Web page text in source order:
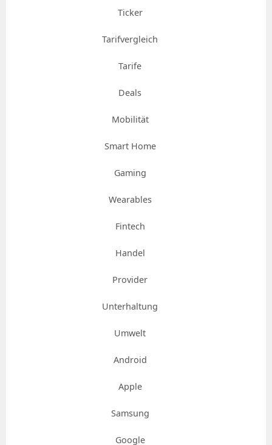
Ticker
Tarifvergleich
Tarife
Deals
Mobilität
Smart Home
Gaming
Wearables
Fintech
Handel
Provider
Unterhaltung
Umwelt
Android
Apple
Samsung
Google